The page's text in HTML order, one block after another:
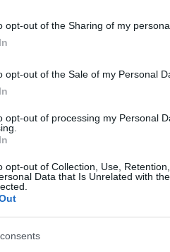
opt-out of the Sharing of my
opt-out of the Sale of my Personal
opt-out of processing my Personal
opt-out of Collection, Use,
Data that Is Unrelated with
και πώς θα τα